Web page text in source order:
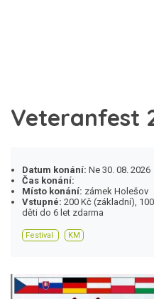
Veteranfest
Datum konání: Ne 30. 08. 2026
Čas konání:
Místo konání: zámek Holešov
Vstupné: 200 Kč (základní),
děti do 6 let zdarma
Festival KM